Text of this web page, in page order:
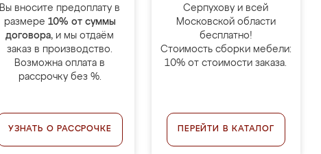
Вы вносите предоплату в
размере 10% от суммы
договора, и мы отдаём
заказ в производство.
Возможна оплата в
рассрочку без %.
УЗНАТЬ О РАССРОЧКЕ
Серпухову и всей
Московской области
бесплатно!
Стоимость сборки мебели:
10% от стоимости заказа.
ПЕРЕЙТИ В КАТАЛОГ